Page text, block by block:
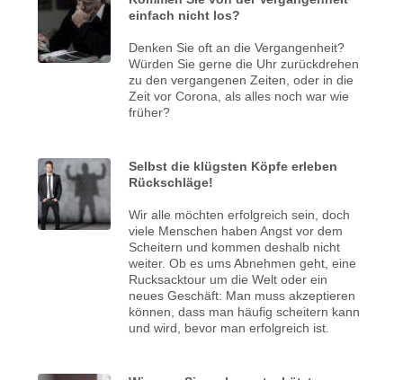
einfach nicht los?
Denken Sie oft an die Vergangenheit?
Würden Sie gerne die Uhr zurückdrehen
zu den vergangenen Zeiten, oder in die
Zeit vor Corona, als alles noch war wie
früher?
Selbst die klügsten Köpfe erleben
Rückschläge!
Wir alle möchten erfolgreich sein, doch
viele Menschen haben Angst vor dem
Scheitern und kommen deshalb nicht
weiter. Ob es ums Abnehmen geht, eine
Rucksacktour um die Welt oder ein
neues Geschäft: Man muss akzeptieren
können, dass man häufig scheitern kann
und wird, bevor man erfolgreich ist.